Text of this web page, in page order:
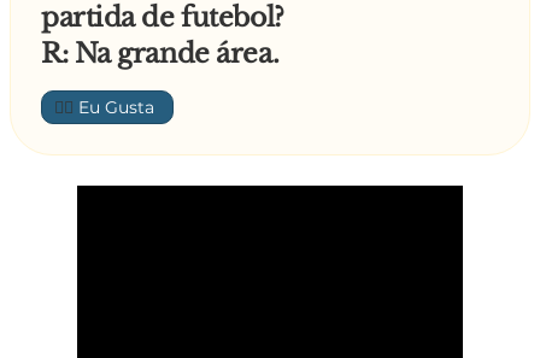
partida de futebol?
R: Na grande área.
👍🏼